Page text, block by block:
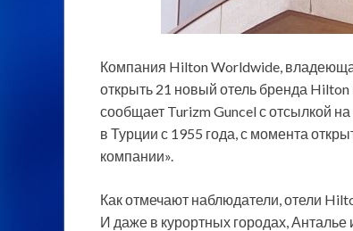
Компания Hilton Worldwide,
открыть 21 новый отель бренда
сообщает Turizm Guncel с отсылкой
в Турции с 1955 года, с момента
компании».
Как отмечают наблюдатели, отели
И даже в курортных городах,